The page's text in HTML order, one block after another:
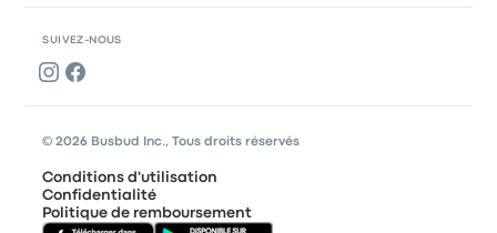
SUIVEZ-NOUS
© 2026 Busbud Inc., Tous droits réservés
Conditions d'utilisation
Confidentialité
Politique de remboursement